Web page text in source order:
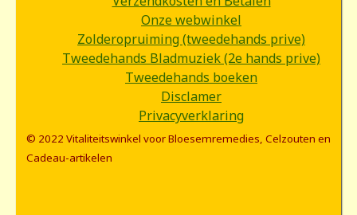
Onze webwinkel
Zolderopruiming (tweedehands prive)
Tweedehands Bladmuziek (2e hands prive)
Tweedehands boeken
Disclamer
Privacyverklaring
© 2022 Vitaliteitswinkel voor Bloesemremedies, Celzouten en
Cadeau-artikelen